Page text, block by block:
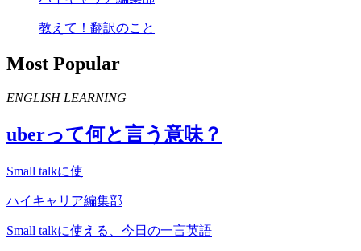
教えて！翻訳のこと
Most Popular
ENGLISH LEARNING
uberって何と言う意味？
Small talkに使
ハイキャリア編集部
Small talkに使える、今日の一言英語